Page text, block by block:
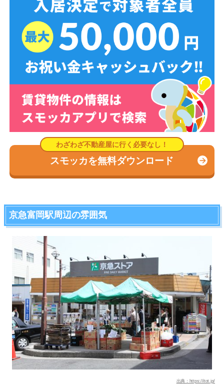
スモッカを無料ダウンロード
京急富岡駅周辺の雰囲気
出典：https://itot.jp/